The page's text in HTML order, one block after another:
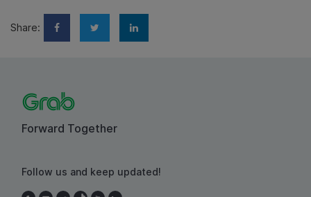
Share:
Forward Together
Follow us and keep updated!